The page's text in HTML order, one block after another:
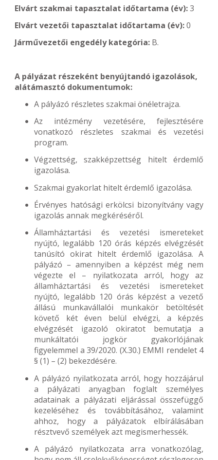
Elvárt szakmai tapasztalat időtartama (év):3
Elvárt vezetői tapasztalat időtartama (év):0
Járművezetői engedély kategória: B.
A pályázat részeként benyújtandó igazolások,
alátámasztó dokumentumok:
A pályázó részletes szakmai önéletrajza.
Az intézmény vezetésére, fejlesztésére
vonatkozó részletes szakmai és vezetési
program.
Végzettség, szakképzettség hitelt érdemlő
igazolása.
Szakmai gyakorlat hitelt érdemlő igazolása.
Érvényes hatósági erkölcsi bizonyítvány vagy
igazolás annak megkéréséről.
Államháztartási és vezetési ismereteket
nyújtó, legalább 120 órás képzés elvégzését
tanúsító okirat hitelt érdemlő igazolása. A
pályázó – amennyiben a képzést még nem
végezte el – nyilatkozata arról, hogy az
államháztartási és vezetési ismereteket
nyújtó, legalább 120 órás képzést a vezető
állású munkavállalói munkakör betöltését
követő két éven belül elvégzi, a képzés
elvégzését igazoló okiratot bemutatja a
munkáltatói jogkör gyakorlójának
figyelemmel a 39/2020. (X.30.) EMMI rendelet 4
§ (1) – (2) bekezdésére.
A pályázó nyilatkozata arról, hogy hozzájárul
a pályázati anyagban foglalt személyes
adatainak a pályázati eljárással összefüggő
kezeléséhez és továbbításához, valamint
ahhoz, hogy a pályázatok elbírálásában
résztvevő személyek azt megismerhessék.
A pályázó nyilatkozata arra vonatkozólag,